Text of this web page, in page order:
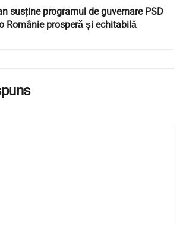
susține programul de guvernare PSD
Românie prosperă și echitabilă